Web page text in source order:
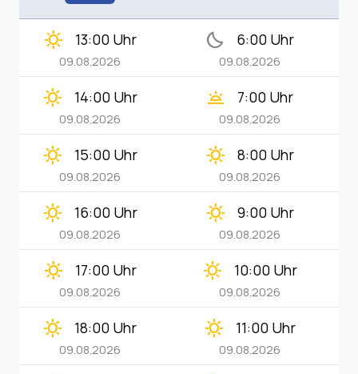
clear_day 13:00 Uhr
09.08.2026
bedtime 6:00 Uhr
09.08.2026
clear_day 14:00 Uhr
09.08.2026
wb_twilight 7:00 Uhr
09.08.2026
clear_day 15:00 Uhr
09.08.2026
clear_day 8:00 Uhr
09.08.2026
clear_day 16:00 Uhr
09.08.2026
clear_day 9:00 Uhr
09.08.2026
clear_day 17:00 Uhr
09.08.2026
clear_day 10:00 Uhr
09.08.2026
clear_day 18:00 Uhr
09.08.2026
clear_day 11:00 Uhr
09.08.2026